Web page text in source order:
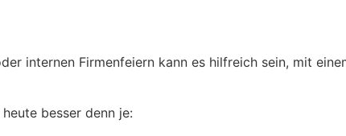
internen Firmenfeiern kann es hilfreich sein, mit
besser denn je: